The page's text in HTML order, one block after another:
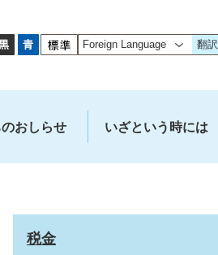
翻訳
のおしらせ いざという時には
税金